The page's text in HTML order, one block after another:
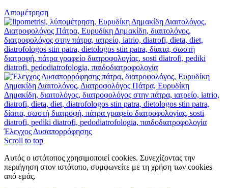
Λιπομέτρηση
Έλεγχος Δυσαπορρόφησης
Scroll to top
Αυτός ο ιστότοπος χρησιμοποιεί cookies. Συνεχίζοντας την
περιήγηση στον ιστότοπο, συμφωνείτε με τη χρήση των cookies
από εμάς.